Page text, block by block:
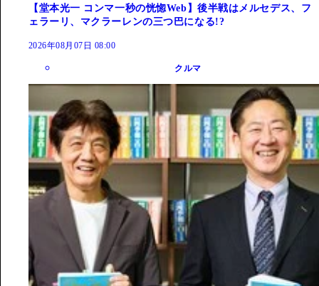
【堂本光一 コンマ一秒の恍惚Web】後半戦はメルセデス、フ
ェラーリ、マクラーレンの三つ巴になる!?
2026年08月07日 08:00
クルマ